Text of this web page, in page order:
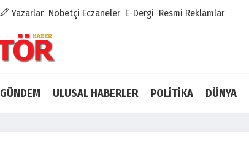
Yazarlar Nöbetçi Eczaneler E-Dergi Resmi Reklamlar
GÜNDEM ULUSAL HABERLER POLİTİKA DÜNYA